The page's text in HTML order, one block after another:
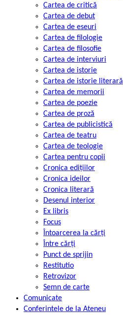
Cartea de critică
Cartea de debut
Cartea de eseuri
Cartea de filologie
Cartea de filosofie
Cartea de interviuri
Cartea de istorie
Cartea de istorie literară
Cartea de memorii
Cartea de poezie
Cartea de proză
Cartea de publicistică
Cartea de teatru
Cartea de teologie
Cartea pentru copii
Cronica edițiilor
Cronica ideilor
Cronica literară
Desenul interior
Ex libris
Focus
Întoarcerea la cărți
Între cărți
Punct de sprijin
Restitutio
Retrovizor
Semn de carte
Comunicate
Conferintele de la Ateneu